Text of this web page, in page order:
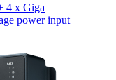
4 x Giga
power input